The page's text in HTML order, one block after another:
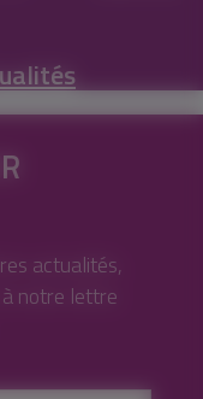
actualités,
notre lettre